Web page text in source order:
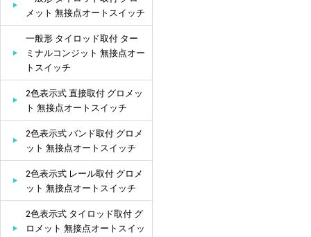
メット 無接点オートスイッチ
一般形 タイロッド取付 ター
ミナルコンジット 無接点オー
トスイッチ
2色表示式 直接取付 グロメッ
ト 無接点オートスイッチ
2色表示式 バンド取付 グロメ
ット 無接点オートスイッチ
2色表示式 レール取付 グロメ
ット 無接点オートスイッチ
2色表示式 タイロッド取付 グ
ロメット 無接点オートスイッ